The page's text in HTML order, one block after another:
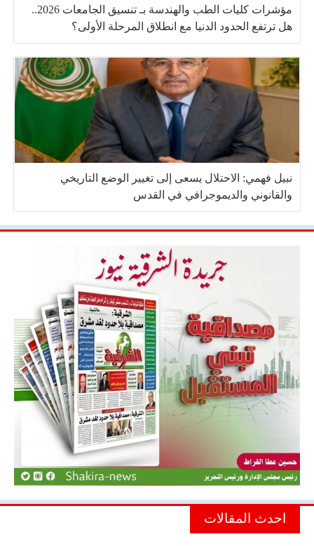
مؤشرات كليات الطب والهندسة بـ تنسيق الجامعات 2026..
هل ترتفع الحدود الدنيا مع انطلاق المرحلة الأولى؟
نبيل فهمي: الاحتلال يسعى إلى تغيير الوضع التاريخي
والقانوني والديموجرافي في القدس
احدث المقالات